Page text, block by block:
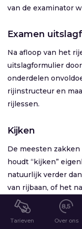
van de examinator
Examen
Na afloop van het
uitslagformulier
onderdelen
rijinstructeur en
rijlessen.
Kijken
De meesten
houdt “kijken”
natuurlijk verder
van rijbaan, of het
je iets ziet, hoe
gaat doen. Juist dit
door de examinator
Tarieven Over ons